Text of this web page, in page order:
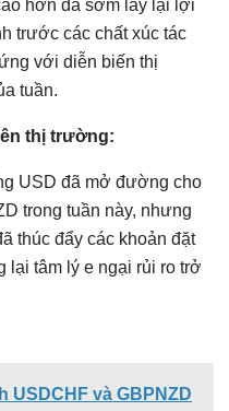
hơn đã sớm lấy lại lợi
trước các chất xúc tác
với diễn biến thị
tuần.
thị trường:
USD đã mở đường cho
trong tuần này, nhưng
thúc đẩy các khoản đặt
lại tâm lý e ngại rủi ro trở
USDCHF và GBPNZD